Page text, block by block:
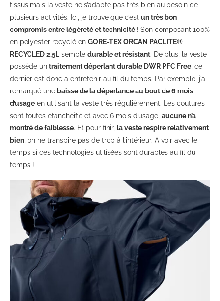
tissus mais la veste ne s’adapte pas très bien au besoin de
plusieurs activités. Ici, je trouve que c’est un très bon
compromis entre légèreté et technicité ! Son composant 100%
en polyester recyclé en GORE-TEX ORCAN PACLITE®
RECYCLED 2,5L semble durable et résistant. De plus, la veste
possède untraitement déperlant durable DWR PFC Free , ce
dernier est donc a entretenir au fil du temps. Par exemple, j’ai
remarqué une baisse de la déperlance au bout de 6 mois
d’usage en utilisant la veste très régulièrement. Les coutures
sont toutes étanchéifié et avec 6 mois d’usage, aucune n’a
montré de faiblesse. Et pour finir, la veste respire relativement
bien , on ne transpire pas de trop à l’intérieur. A voir avec le
temps si ces technologies utilisées sont durables au fil du
temps !